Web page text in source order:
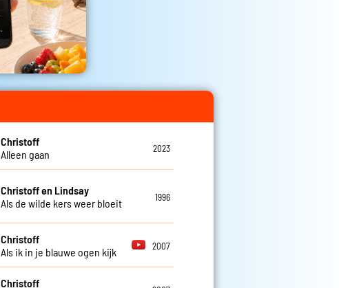
Christoff
Alleen gaan
2023
Christoff en Lindsay
Als de wilde kers weer bloeit
1996
Christoff
Als ik in je blauwe ogen kijk
2007
Christoff